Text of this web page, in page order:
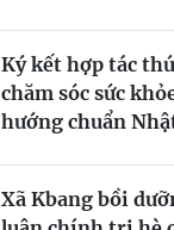
Ký kết hợp tác
chăm sóc sức
hướng chuẩn
Xã Kbang bồi